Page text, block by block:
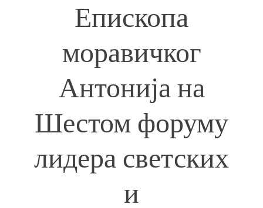
Епископа
моравичког
Антонија на
Шестом форуму
лидера светских
и